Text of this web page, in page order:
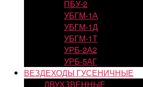
ПБУ-2
УБГМ-1А
УБГМ-1Д
УБГМ-1Т
УРБ-2А2
УРБ-5АГ
ВЕЗДЕХОДЫ ГУСЕНИЧНЫЕ
ДВУХЗВЕННЫЕ